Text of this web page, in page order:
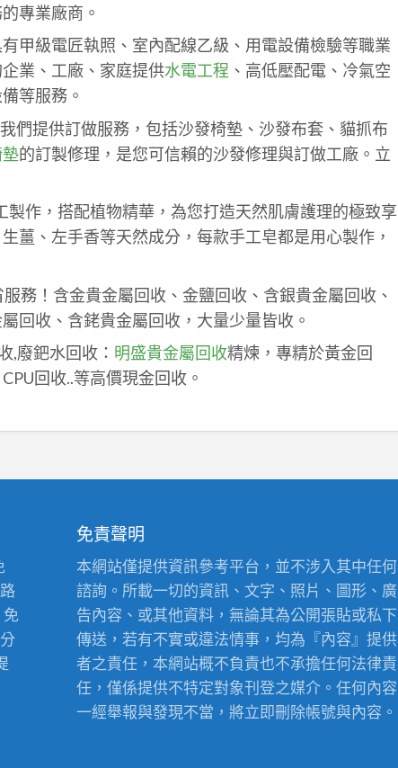
專業廠商。
甲級電匠執照、室內配線乙級、用電設備檢驗等職業
業、工廠、家庭提供水電工程 、高低壓配電、冷氣空
等服務。
們提供訂做服務，包括沙發椅墊、沙發布套、貓抓布
的訂製修理，是您可信賴的沙發修理與訂做工廠。立
製作，搭配植物精華，為您打造天然肌膚護理的極致享
薑、左手香等天然成分，每款手工皂都是用心製作，
務！含金貴金屬回收、金鹽回收、含銀貴金屬回收、
回收、含銠貴金屬回收，大量少量皆收。
,廢鈀水回收： 明盛貴金屬回收精煉，專精於黃金回
回收..等高價現金回收。
免
免責聲明
本網站僅提供資訊參考平台，並不涉入其中任何
諮詢。所載一切的資訊、文字、照片、圖形、廣
告內容、或其他資料，無論其為公開張貼或私下
傳送，若有不實或違法情事，均為『內容』提供
者之責任，本網站概不負責也不承擔任何法律責
任，僅係提供不特定對象刊登之媒介。任何內容
一經舉報與發現不當，將立即刪除帳號與內容。